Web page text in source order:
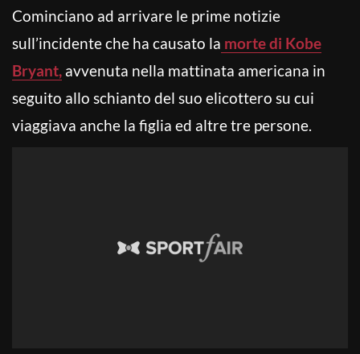
Cominciano ad arrivare le prime notizie
sull’incidente che ha causato la morte di Kobe
Bryant, avvenuta nella mattinata americana in
seguito allo schianto del suo elicottero su cui
viaggiava anche la figlia ed altre tre persone.